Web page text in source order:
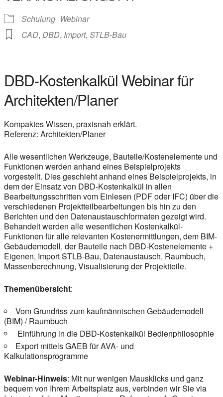
Schulung Webinar
CAD, DBD, Import, STLB-Bau
DBD-Kostenkalkül Webinar für
Architekten/Planer
Kompaktes Wissen, praxisnah erklärt.
Referenz: Architekten/Planer
Alle wesentlichen Werkzeuge, Bauteile/Kostenelemente und
Funktionen werden anhand eines Beispielprojekts
vorgestellt. Dies geschieht anhand eines Beispielprojekts, in
dem der Einsatz von DBD-Kostenkalkül in allen
Bearbeitungsschritten vom Einlesen (PDF oder IFC) über die
verschiedenen Projektteilbearbeitungen bis hin zu den
Berichten und den Datenaustauschformaten gezeigt wird.
Behandelt werden alle wesentlichen Kostenkalkül-
Funktionen für alle relevanten Kostenermittlungen, dem BIM-
Gebäudemodell, der Bauteile nach DBD-Kostenelemente +
Eigenen, Import STLB-Bau, Datenaustausch, Raumbuch,
Massenberechnung, Visualisierung der Projektteile.
Themenübersicht:
Vom Grundriss zum kaufmännischen Gebäudemodell
(BIM) / Raumbuch
Einführung in die DBD-Kostenkalkül Bedienphilosophie
Export mittels GAEB für AVA- und
Kalkulationsprogramme
Webinar-Hinweis: Mit nur wenigen Mausklicks und ganz
bequem von Ihrem Arbeitsplatz aus, verbinden wir Sie via